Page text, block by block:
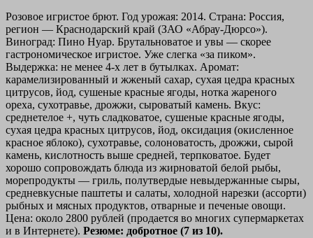
Розовое игристое брют. Год урожая: 2014. Страна: Россия,
регион — Краснодарский край (ЗАО «Абрау-Дюрсо»).
Виноград: Пино Нуар. Брутальноватое и увы — скорее
гастрономическое игристое. Уже слегка «за пиком».
Выдержка: не менее 4-х лет в бутылках. Аромат:
карамелизированный и жженый сахар, сухая цедра красных
цитрусов, йод, сушеные красные ягоды, нотка жареного
ореха, сухотравье, дрожжи, сыроватый камень. Вкус:
среднетелое +, чуть сладковатое, сушеные красные ягоды,
сухая цедра красных цитрусов, йод, оксидация (окисленное
красное яблоко), сухотравье, солоноватость, дрожжи, сырой
камень, кислотность выше средней, терпковатое. Будет
хорошо сопровождать блюда из жирноватой белой рыбы,
морепродукты — гриль, полутвердые невыдержанные сыры,
средневкусные паштеты и салаты, холодной нарезки (ассорти)
рыбных и мясных продуктов, отварные и печеные овощи.
Цена: около 2800 рублей (продается во многих супермаркетах
и в Интернете). Резюме: добротное (7 из 10).